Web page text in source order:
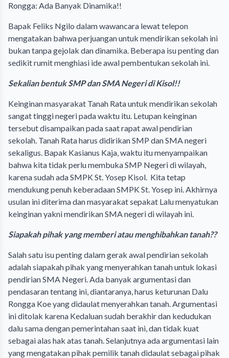
Rongga: Ada Banyak Dinamika!!
Bapak Feliks Ngilo dalam wawancara lewat telepon
mengatakan bahwa perjuangan untuk mendirikan sekolah ini
bukan tanpa gejolak dan dinamika. Beberapa isu penting dan
sedikit rumit menghiasi ide awal pembentukan sekolah ini.
Sekalian bentuk SMP dan SMA Negeri di Kisol!!
Keinginan masyarakat Tanah Rata untuk mendirikan sekolah
sangat tinggi negeri pada waktu itu. Letupan keinginan
tersebut disampaikan pada saat rapat awal pendirian
sekolah. Tanah Rata harus didirikan SMP dan SMA negeri
sekaligus. Bapak Kasianus Kaja, waktu itu menyampaikan
bahwa kita tidak perlu membuka SMP Negeri di wilayah,
karena sudah ada SMPK St. Yosep Kisol. Kita tetap
mendukung penuh keberadaan SMPK St. Yosep ini. Akhirnya
usulan ini diterima dan masyarakat sepakat Lalu menyatukan
keinginan yakni mendirikan SMA negeri di wilayah ini.
Siapakah pihak yang memberi atau menghibahkan tanah??
Salah satu isu penting dalam gerak awal pendirian sekolah
adalah siapakah pihak yang menyerahkan tanah untuk lokasi
pendirian SMA Negeri. Ada banyak argumentasi dan
pendasaran tentang ini, diantaranya, harus keturunan Dalu
Rongga Koe yang didaulat menyerahkan tanah. Argumentasi
ini ditolak karena Kedaluan sudah berakhir dan kedudukan
dalu sama dengan pemerintahan saat ini, dan tidak kuat
sebagai alas hak atas tanah. Selanjutnya ada argumentasi lain
yang mengatakan pihak pemilik tanah didaulat sebagai pihak